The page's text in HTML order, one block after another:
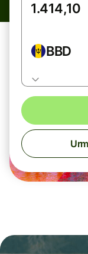
BBD